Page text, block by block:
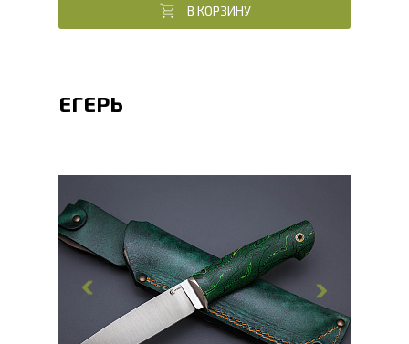
В КОРЗИНУ
ЕГЕРЬ
Общая длина, мм
240
Длина клинка, мм
Ширина клинка, мм
Толщина обуха, мм
Ширина рукояти, мм
29
Длина рукояти, мм
126
Толщина рукояти, мм
24